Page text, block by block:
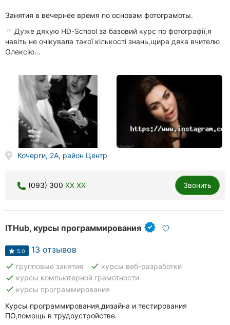
Занятия в вечернее время по основам фотограмоты.
Дуже дякую HD-School за базовий курс по фотографії,я
навіть не очікувала такої кількості знань,щира дяка вчителю
Олексію...
Кочерги, 2А, район Центр
(093) 300 XX XX Звонить
ITHub, курсы программирования
5.0 13 отзывов
done групповые занятия done курсы веб-разработки
done курсы компьютерной грамотности
done курсы программирования
Курсы программирования,дизайна и тестирования
ПО,помощь в трудоустройстве.